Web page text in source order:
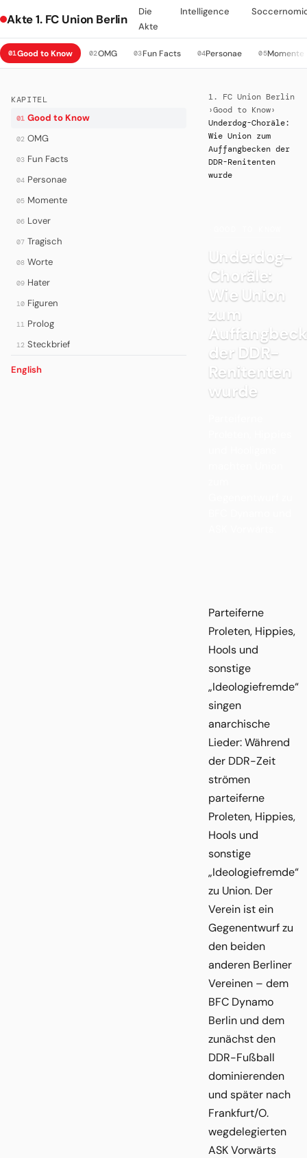
Akte 1. FC Union Berlin
Die
Akte
Intelligence
01Good to Know 02OMG 03Fun Facts 04Personae 05Momente
KAPITEL
01 Good to Know
02 OMG
03 Fun Facts
04 Personae
05 Momente
06 Lover
07 Tragisch
08 Worte
09 Hater
10 Figuren
11 Prolog
12 Steckbrief
English
1. FC Union Berlin
›Good to Know›
Underdog-Choräle:
Wie Union zum
Auffangbecken der
DDR-Renitenten
wurde
Underdog-
Choräle:
Wie Union
zum
der DDR-
Renitenten
wurde
Parteiferne
Proleten, Hippies,
Hools und
sonstige
„Ideologiefremde“
singen
anarchische
Lieder: Während
der DDR-Zeit
strömen
parteiferne
Proleten, Hippies,
Hools und
sonstige
„Ideologiefremde“
zu Union. Der
Verein ist ein
Gegenentwurf zu
den beiden
anderen Berliner
Vereinen – dem
BFC Dynamo
Berlin und dem
zunächst den
DDR-Fußball
dominierenden
und später nach
Frankfurt/O.
wegdelegierten
ASK Vorwärts